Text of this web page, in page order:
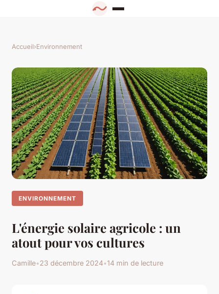
Accueil›Environnement
ENVIRONNEMENT
L'énergie solaire agricole : un
atout pour vos cultures
Camille•23 décembre 2024•14 min de lecture